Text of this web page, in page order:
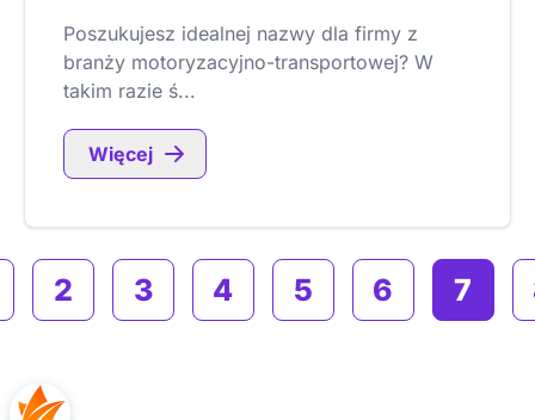
Poszukujesz idealnej nazwy dla firmy z
branży motoryzacyjno-transportowej? W
takim razie ś...
Więcej
strona2 3 4 5 6 7